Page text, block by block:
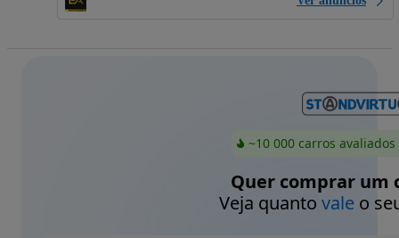
~10 000 carros
Quer comprar um
Veja quanto valeo